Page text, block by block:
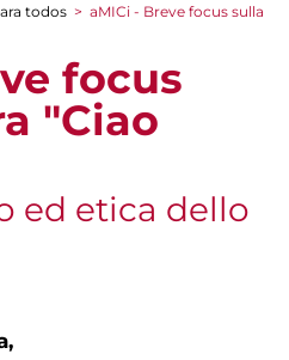
todos > aMICi - Breve focus sulla
focus
"Ciao
ed etica dello